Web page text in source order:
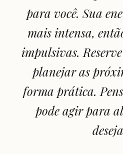
para você. Sua
mais intensa,
impulsivas.
planejar as
forma prática.
pode agir para